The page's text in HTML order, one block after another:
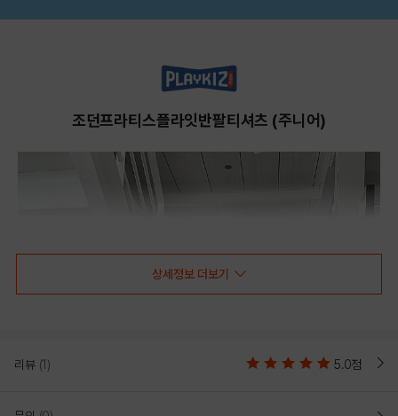
조던프라티스플라잇반팔티셔츠 (주니어)
상세정보 더보기
리뷰 (1) 5.0점